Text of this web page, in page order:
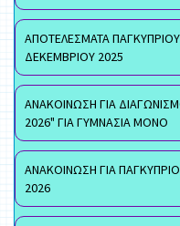
ΑΠΟΤΕΛΕΣΜΑΤΑ
ΔΕΚΕΜΒΡΙΟΥ 2025
ΑΝΑΚΟΙΝΩΣΗ ΓΙΑ
2026" ΓΙΑ ΓΥΜΝΑΣΙΑ ΜΟΝΟ
ΑΝΑΚΟΙΝΩΣΗ ΓΙΑ
2026